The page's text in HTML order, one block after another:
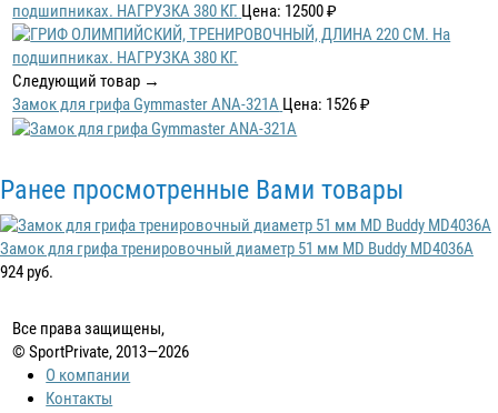
подшипниках. НАГРУЗКА 380 КГ. Цена: 12500 ₽
Следующий товар →
Замок для грифа Gymmaster ANA-321A Цена: 1526 ₽
Ранее просмотренные Вами товары
Замок для грифа тренировочный диаметр 51 мм MD Buddy MD4036A
924 руб.
Все права защищены,
© SportPrivate, 2013—2026
О компании
Контакты